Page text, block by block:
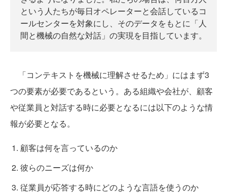
という人たちが毎日オペレーターと会話しているコ
ールセンターを対象にし、そのデータをもとに「人
間と機械の自然な対話」の実現を目指しています。
「コンテキストを機械に理解させるため」にはまず3
つの要素が必要であるという。ある組織や会社が、顧客
や従業員と対話する時に必要となるには以下のような情
報が必要となる。
顧客は何を言っているのか
彼らのニーズは何か
従業員が応答する時にどのような言語を使うのか